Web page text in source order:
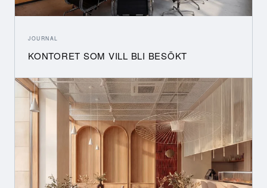
JOURNAL
KONTORET SOM VILL BLI BESÖKT